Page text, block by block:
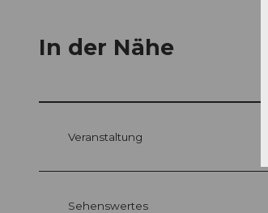
In der Nähe
Veranstaltung
Sehenswertes